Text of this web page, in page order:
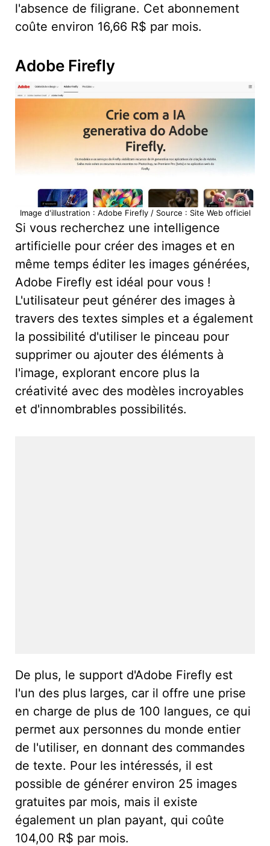
l'absence de filigrane. Cet abonnement
coûte environ 16,66 R$ par mois.
Adobe Firefly
Image d'illustration : Adobe Firefly / Source : Site Web officiel
Si vous recherchez une intelligence
artificielle pour créer des images et en
même temps éditer les images générées,
Adobe Firefly est idéal pour vous !
L'utilisateur peut générer des images à
travers des textes simples et a également
la possibilité d'utiliser le pinceau pour
supprimer ou ajouter des éléments à
l'image, explorant encore plus la
créativité avec des modèles incroyables
et d'innombrables possibilités.
De plus, le support d'Adobe Firefly est
l'un des plus larges, car il offre une prise
en charge de plus de 100 langues, ce qui
permet aux personnes du monde entier
de l'utiliser, en donnant des commandes
de texte. Pour les intéressés, il est
possible de générer environ 25 images
gratuites par mois, mais il existe
également un plan payant, qui coûte
104,00 R$ par mois.